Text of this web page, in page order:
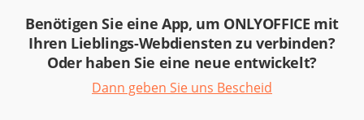
Benötigen Sie eine App, um ONLYOFFICE mit
Ihren Lieblings-Webdiensten zu verbinden?
Oder haben Sie eine neue entwickelt?
Dann geben Sie uns Bescheid